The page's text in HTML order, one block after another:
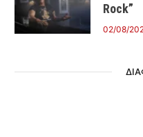
Rock”
02/08/